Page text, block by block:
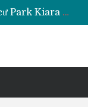
Taxi tải giá rẻ tại chung cư Park Kiara Hà Đông
Taxi tải giá rẻ tại chung cư Grande Park Phú Lãm